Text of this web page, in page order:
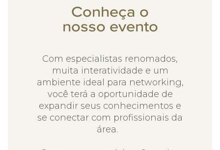
Conheça o
nosso evento
Com especialistas renomados,
muita interatividade e um
ambiente ideal para networking,
você terá a oportunidade de
expandir seus conhecimentos e
se conectar com profissionais da
área.